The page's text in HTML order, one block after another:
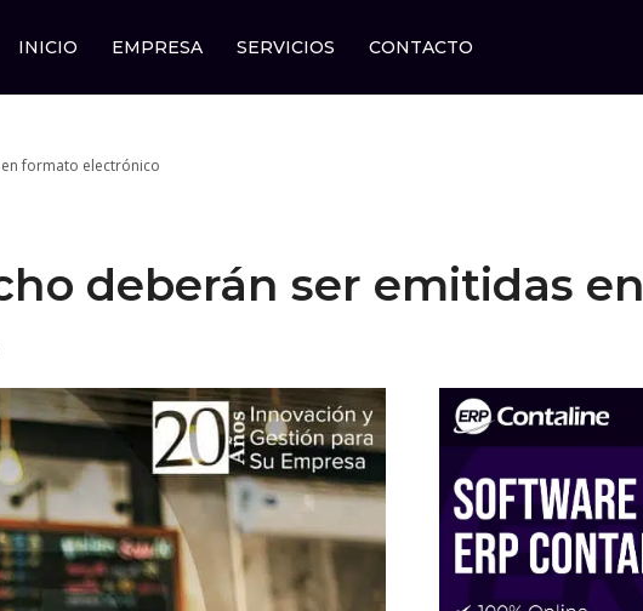
INICIO EMPRESA SERVICIOS CONTACTO
formato electrónico
deberán ser emitidas en